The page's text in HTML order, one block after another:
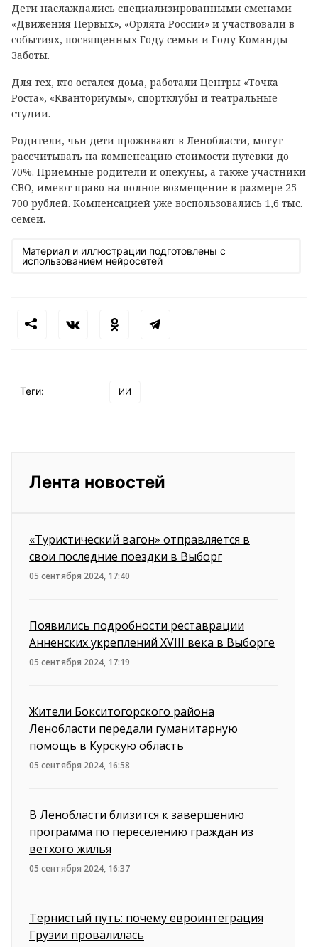
Дети наслаждались специализированными сменами
«Движения Первых», «Орлята России» и участвовали в
событиях, посвященных Году семьи и Году Команды
Заботы.
Для тех, кто остался дома, работали Центры «Точка
Роста», «Кванториумы», спортклубы и театральные
студии.
Родители, чьи дети проживают в Ленобласти, могут
рассчитывать на компенсацию стоимости путевки до
70%. Приемные родители и опекуны, а также участники
СВО, имеют право на полное возмещение в размере 25
700 рублей. Компенсацией уже воспользовались 1,6 тыс.
семей.
Материал и иллюстрации подготовлены с
использованием нейросетей
Теги: ИИ
Лента новостей
«Туристический вагон» отправляется в
свои последние поездки в Выборг
05 сентября 2024, 17:40
Появились подробности реставрации
Анненских укреплений XVIII века в Выборге
05 сентября 2024, 17:19
Жители Бокситогорского района
Ленобласти передали гуманитарную
помощь в Курскую область
05 сентября 2024, 16:58
В Ленобласти близится к завершению
программа по переселению граждан из
ветхого жилья
05 сентября 2024, 16:37
Тернистый путь: почему евроинтеграция
Грузии провалилась